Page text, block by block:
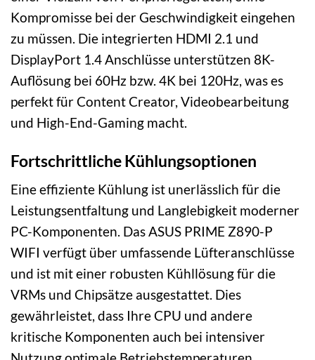
Kompromisse bei der Geschwindigkeit eingehen
zu müssen. Die integrierten HDMI 2.1 und
DisplayPort 1.4 Anschlüsse unterstützen 8K-
Auflösung bei 60Hz bzw. 4K bei 120Hz, was es
perfekt für Content Creator, Videobearbeitung
und High-End-Gaming macht.
Fortschrittliche Kühlungsoptionen
Eine effiziente Kühlung ist unerlässlich für die
Leistungsentfaltung und Langlebigkeit moderner
PC-Komponenten. Das ASUS PRIME Z890-P
WIFI verfügt über umfassende Lüfteranschlüsse
und ist mit einer robusten Kühllösung für die
VRMs und Chipsätze ausgestattet. Dies
gewährleistet, dass Ihre CPU und andere
kritische Komponenten auch bei intensiver